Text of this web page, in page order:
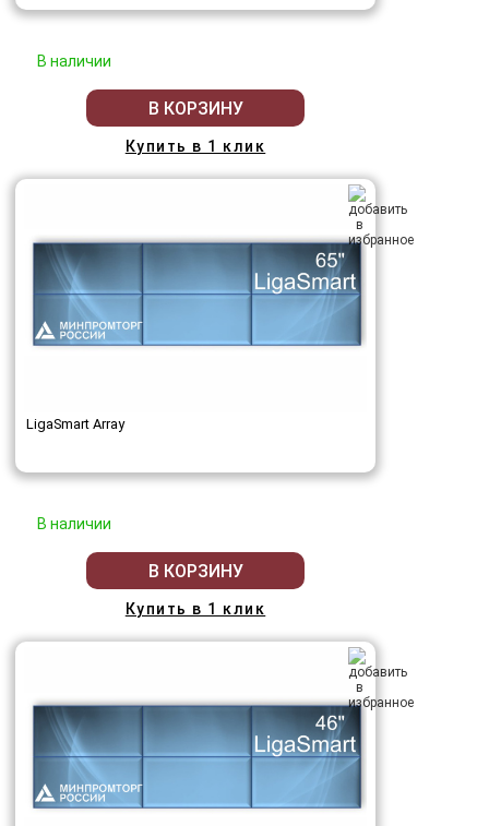
В наличии
В КОРЗИНУ
Купить в 1 клик
LigaSmart Array
В наличии
В КОРЗИНУ
Купить в 1 клик